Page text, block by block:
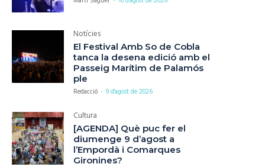
Notícies
El Festival Amb So de Cobla
tanca la desena edició amb el
Passeig Marítim de Palamós
ple
Redacció - 9 d'agost de 2026
Cultura
[AGENDA] Què puc fer el
diumenge 9 d’agost a
l’Empordà i Comarques
Gironines?